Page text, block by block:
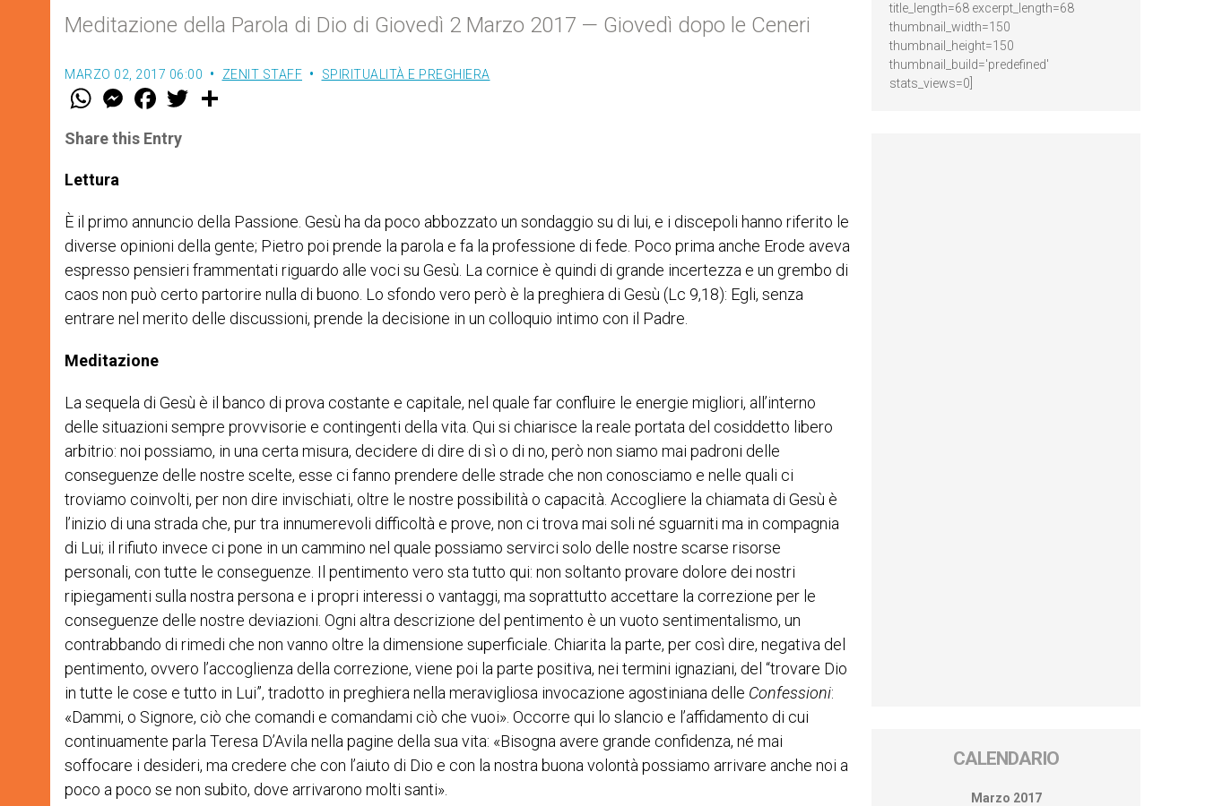
Meditazione della Parola di Dio di Giovedì 2 Marzo 2017 — Giovedì dopo le Ceneri
MARZO 02, 2017 06:00 ZENIT STAFF SPIRITUALITÀ E PREGHIERA
W
t
s
p
p
M
e
s
e
F
a
e
b
w
Share this Entry
Lettura
È il primo annuncio della Passione. Gesù ha da poco abbozzato un sondaggio su di lui, e i discepoli hanno riferito le
diverse opinioni della gente; Pietro poi prende la parola e fa la professione di fede. Poco prima anche Erode aveva
espresso pensieri frammentati riguardo alle voci su Gesù. La cornice è quindi di grande incertezza e un grembo di
caos non può certo partorire nulla di buono. Lo sfondo vero però è la preghiera di Gesù (Lc 9,18): Egli, senza
entrare nel merito delle discussioni, prende la decisione in un colloquio intimo con il Padre.
Meditazione
La sequela di Gesù è il banco di prova costante e capitale, nel quale far confluire le energie migliori, all’interno
delle situazioni sempre provvisorie e contingenti della vita. Qui si chiarisce la reale portata del cosiddetto libero
arbitrio: noi possiamo, in una certa misura, decidere di dire di sì o di no, però non siamo mai padroni delle
conseguenze delle nostre scelte, esse ci fanno prendere delle strade che non conosciamo e nelle quali ci
troviamo coinvolti, per non dire invischiati, oltre le nostre possibilità o capacità. Accogliere la chiamata di Gesù è
l’inizio di una strada che, pur tra innumerevoli difficoltà e prove, non ci trova mai soli né sguarniti ma in compagnia
di Lui; il rifiuto invece ci pone in un cammino nel quale possiamo servirci solo delle nostre scarse risorse
personali, con tutte le conseguenze. Il pentimento vero sta tutto qui: non soltanto provare dolore dei nostri
ripiegamenti sulla nostra persona e i propri interessi o vantaggi, ma soprattutto accettare la correzione per le
conseguenze delle nostre deviazioni. Ogni altra descrizione del pentimento è un vuoto sentimentalismo, un
contrabbando di rimedi che non vanno oltre la dimensione superficiale. Chiarita la parte, per così dire, negativa del
pentimento, ovvero l’accoglienza della correzione, viene poi la parte positiva, nei termini ignaziani, del “trovare Dio
in tutte le cose e tutto in Lui”, tradotto in preghiera nella meravigliosa invocazione agostiniana delle Confessioni:
«Dammi, o Signore, ciò che comandi e comandami ciò che vuoi». Occorre qui lo slancio e l’affidamento di cui
continuamente parla Teresa D’Avila nella pagine della sua vita: «Bisogna avere grande confidenza, né mai
soffocare i desideri, ma credere che con l’aiuto di Dio e con la nostra buona volontà possiamo arrivare anche noi a
poco a poco se non subito, dove arrivarono molti santi».
title_length=68 excerpt_length=68
thumbnail_width=150
thumbnail_height=150
thumbnail_build='predefined'
stats_views=0]
CALENDARIO
Marzo 2017